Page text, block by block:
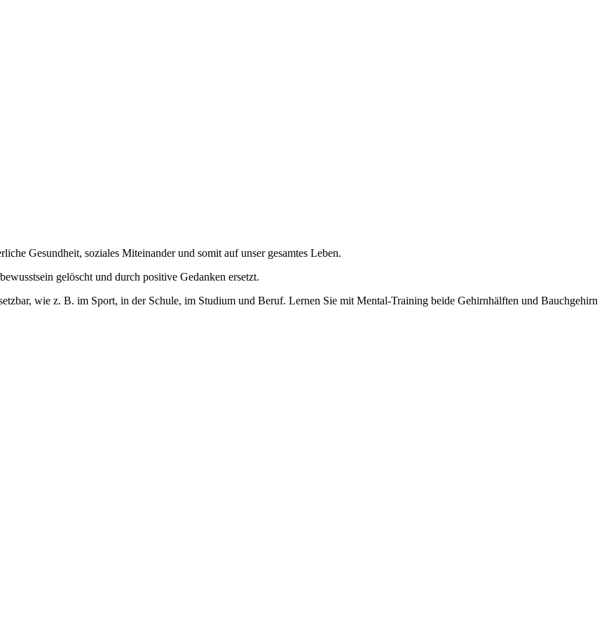
Gesundheit, soziales Miteinander und somit auf unser gesamtes Leben.
gelöscht und durch positive Gedanken ersetzt.
wie z. B. im Sport, in der Schule, im Studium und Beruf. Lernen Sie mit Mental-Training beide Gehirnhälften und Bauchgehirn